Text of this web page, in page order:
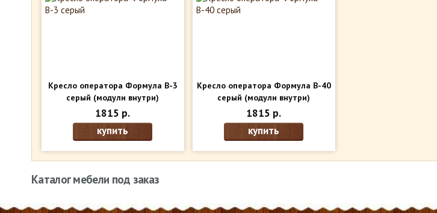
Кресло оператора Формула В-3
серый (модули внутри)
1815 р.
купить
Кресло оператора Формула В-40
серый (модули внутри)
1815 р.
купить
Каталог мебели под заказ